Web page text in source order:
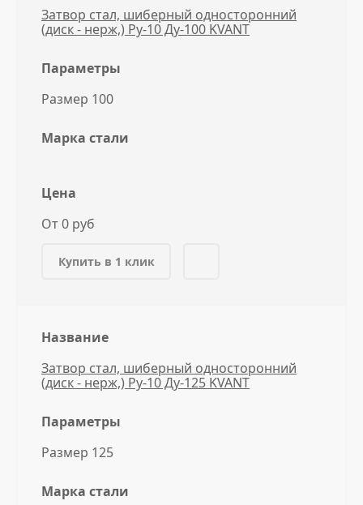
Затвор стал, шиберный односторонний
(диск - нерж,) Ру-10 Ду-100 KVANT
Параметры
Размер 100
Марка стали
Цена
От 0 руб
Купить в 1 клик
Название
Затвор стал, шиберный односторонний
(диск - нерж,) Ру-10 Ду-125 KVANT
Параметры
Размер 125
Марка стали